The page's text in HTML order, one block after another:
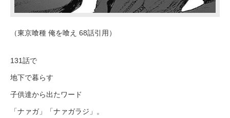
（東京喰種 俺を喰え 68話引用）
131話で
地下で暮らす
子供達から出たワード
「ナァガ」「ナァガラジ」。